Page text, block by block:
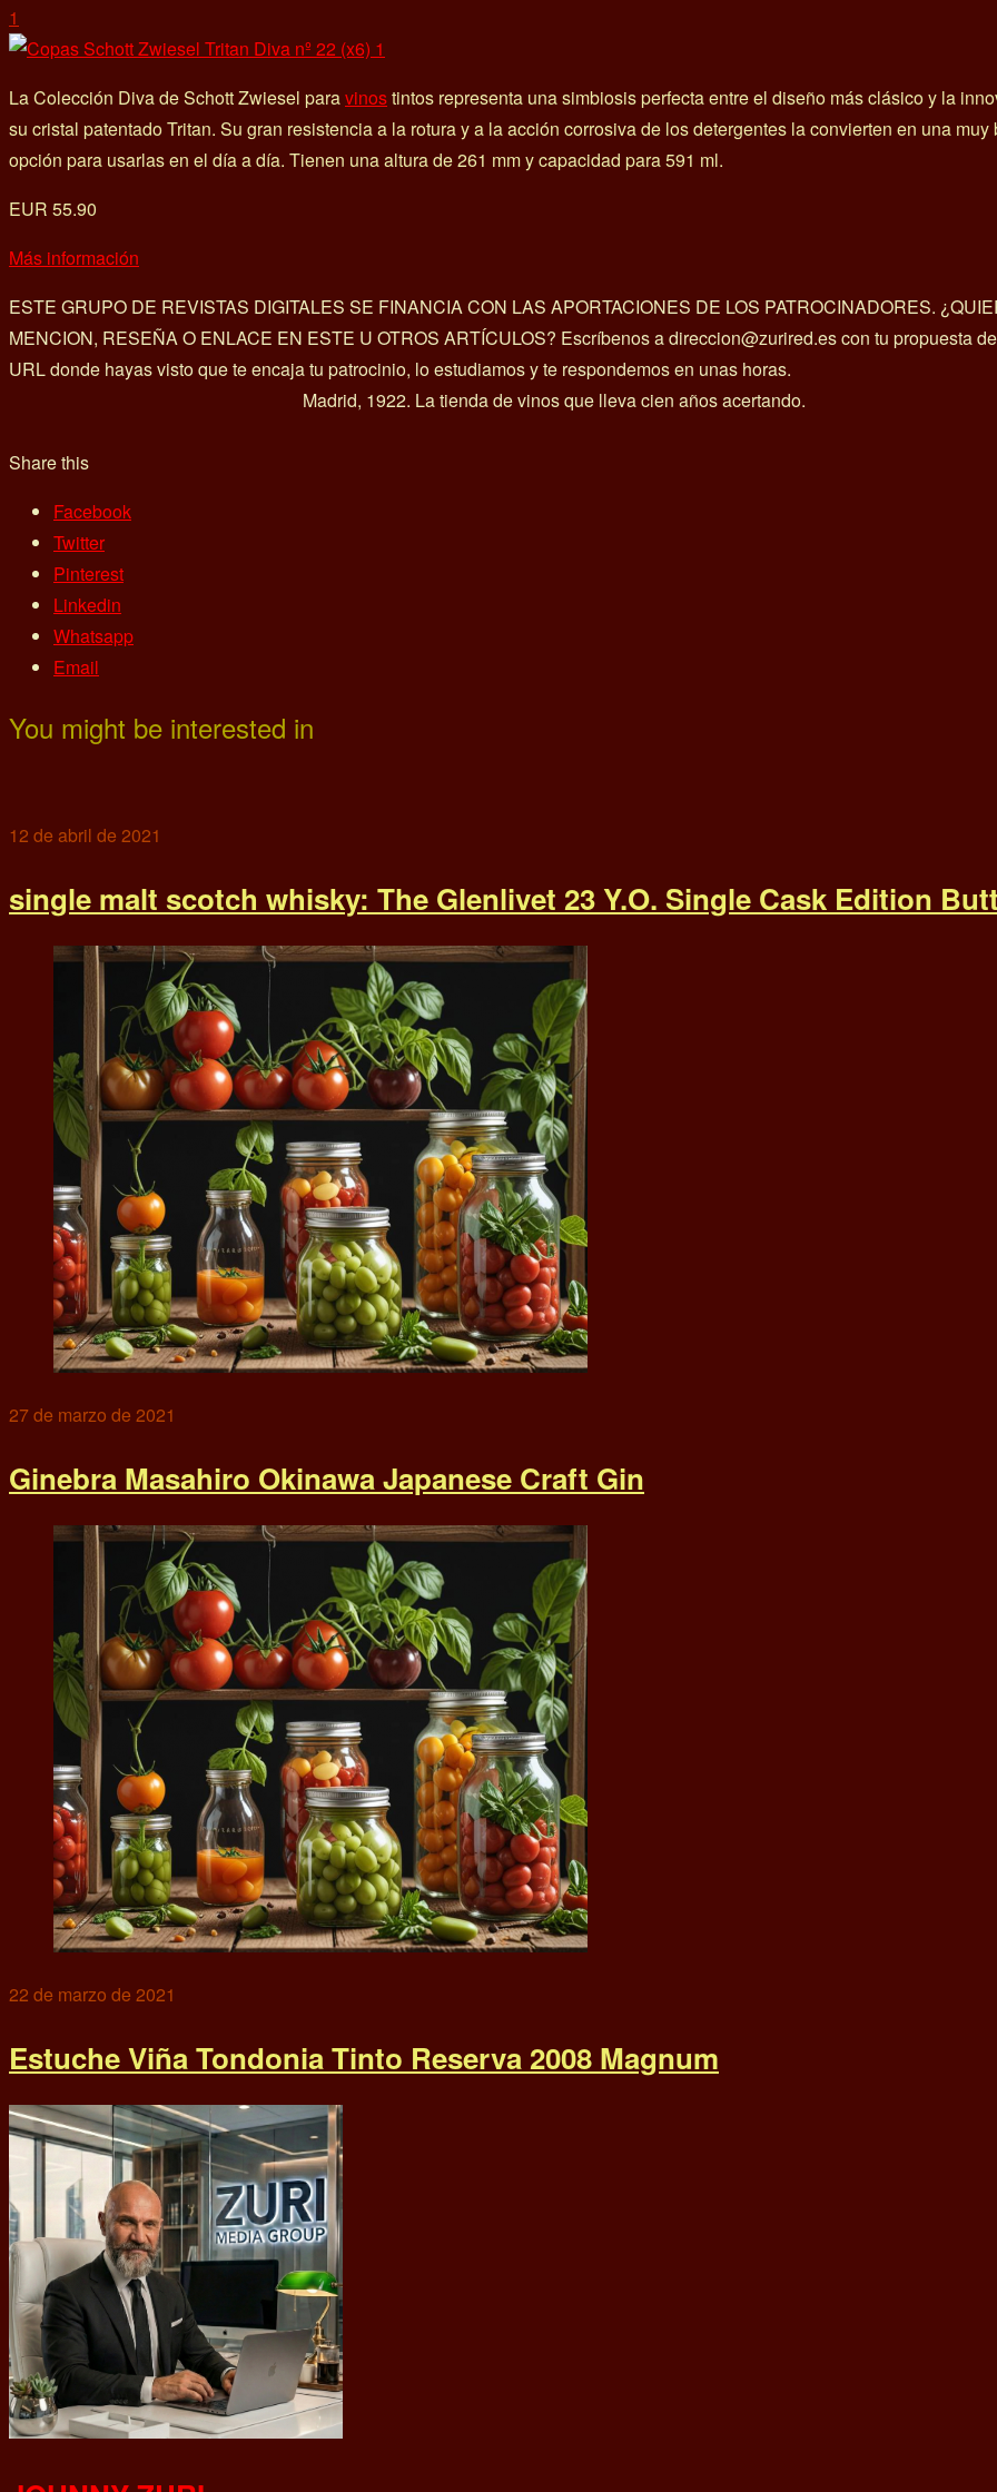
1
La Colección Diva de Schott Zwiesel paravinostintos representa una simbiosis perfecta entre el diseño más clásico y la
su cristal patentado Tritan. Su gran resistencia a la rotura y a la acción corrosiva de los detergentes la convierten en una muy
opción para usarlas en el día a día. Tienen una altura de 261 mm y capacidad para 591 ml.
EUR 55.90
Más información
ESTE GRUPO DE REVISTAS DIGITALES SE FINANCIA CON LAS APORTACIONES DE LOS PATROCINADORES.
MENCION, RESEÑA O ENLACE EN ESTE U OTROS ARTÍCULOS? Escríbenos a direccion@zurired.es con tu propuesta
URL donde hayas visto que te encaja tu patrocinio, lo estudiamos y te respondemos en unas horas.
Madrid, 1922. La tienda de vinos que lleva cien años acertando.
Share this
Facebook
Twitter
Pinterest
Linkedin
Whatsapp
Email
You might be interested in
12 de abril de 2021
single malt scotch whisky: The Glenlivet 23 Y.O. Single Cask Edition
27 de marzo de 2021
Ginebra Masahiro Okinawa Japanese Craft Gin
22 de marzo de 2021
Estuche Viña Tondonia Tinto Reserva 2008 Magnum